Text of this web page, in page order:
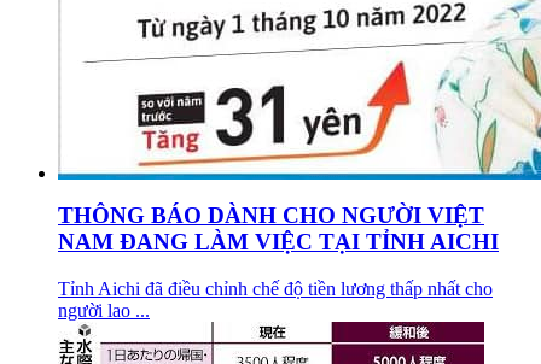
THÔNG BÁO DÀNH CHO NGƯỜI VIỆT
NAM ĐANG LÀM VIỆC TẠI TỈNH AICHI
Tỉnh Aichi đã điều chỉnh chế độ tiền lương thấp nhất cho
người lao ...